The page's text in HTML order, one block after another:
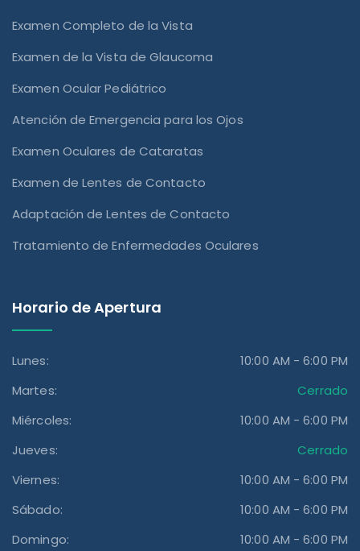
Examen Completo de la Vista
Examen de la Vista de Glaucoma
Examen Ocular Pediátrico
Atención de Emergencia para los Ojos
Examen Oculares de Cataratas
Examen de Lentes de Contacto
Adaptación de Lentes de Contacto
Tratamiento de Enfermedades Oculares
Horario de Apertura
Lunes:
10:00 AM - 6:00 PM
Martes:
Cerrado
Miércoles:
10:00 AM - 6:00 PM
Jueves:
Cerrado
Viernes:
10:00 AM - 6:00 PM
Sábado:
10:00 AM - 6:00 PM
Domingo:
10:00 AM - 6:00 PM